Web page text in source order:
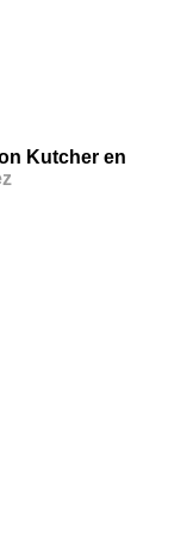
Kutcher en